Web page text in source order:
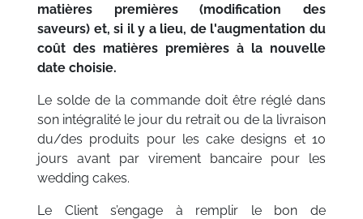
matières premières (modification des
saveurs) et, si il y a lieu, de l'augmentation du
coût des matières premières à la nouvelle
date choisie.
Le solde de la commande doit être réglé dans
son intégralité le jour du retrait ou de la livraison
du/des produits pour les cake designs et 10
jours avant par virement bancaire pour les
wedding cakes.
Le Client s’engage à remplir le bon de